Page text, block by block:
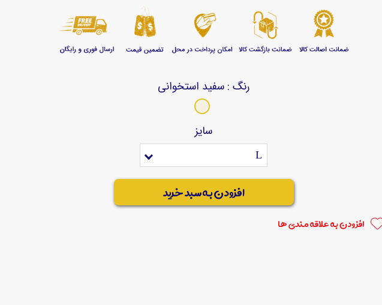
رنگ : سفید استخوانی
سایز
L
افزودن به سبد خرید
افزودن به علاقه مندی ها